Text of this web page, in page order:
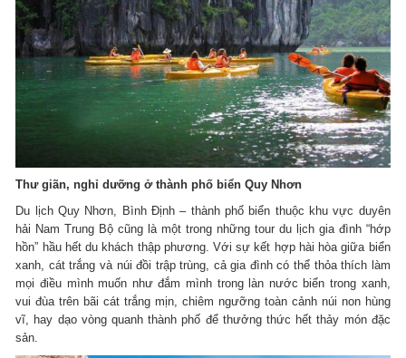
Thư giãn, nghỉ dưỡng ở thành phố biển Quy Nhơn
Du lịch Quy Nhơn, Bình Định – thành phố biển thuộc khu vực duyên
hải Nam Trung Bộ cũng là một trong những tour du lịch gia đình “hớp
hồn” hầu hết du khách thập phương. Với sự kết hợp hài hòa giữa biển
xanh, cát trắng và núi đồi trập trùng, cả gia đình có thể thỏa thích làm
mọi điều mình muốn như đắm mình trong làn nước biển trong xanh,
vui đùa trên bãi cát trắng mịn, chiêm ngưỡng toàn cảnh núi non hùng
vĩ, hay dạo vòng quanh thành phố để thưởng thức hết thảy món đặc
sản.